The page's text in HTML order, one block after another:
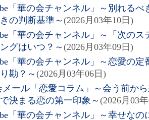
「華の会チャンネル」～別れる
の判断基準～ (2026月03年10日)
「華の会チャンネル」～「次の
グはいつ？～ (2026月03年09日)
「華の会チャンネル」～恋愛の
勘？～ (2026月03年06日)
メール「恋愛コラム」～会う前か
決まる恋の第一印象～ (2026月03
「華の会チャンネル」～幸せな